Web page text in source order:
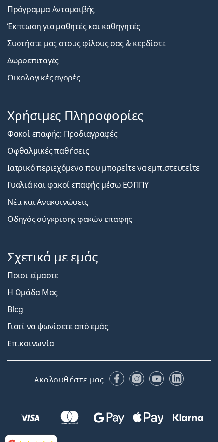
Πρόγραμμα Ανταμοιβής
Έκπτωση για μαθητές και καθηγητές
Συστήστε μας στους φίλους σας & κερδίστε
Δωροεπιταγές
Οικολογικές αγορές
Χρήσιμες Πληροφορίες
Φακοί επαφής: Προδιαγραφές
Οφθαλμικές παθήσεις
Ιατρικό περιεχόμενο που μπορείτε να εμπιστευτείτε
Γυαλιά και φακοί επαφής μέσω ΕΟΠΠΥ
Νέα και Ανακοινώσεις
Οδηγός σύγκρισης φακών επαφής
Σχετικά με εμάς
Ποιοι είμαστε
Η Ομάδα Μας
Blog
Γιατί να ψωνίσετε από εμάς;
Επικοινωνία
Ακολουθήστε μας FacebookInstagram
YouTubeLinkedIn